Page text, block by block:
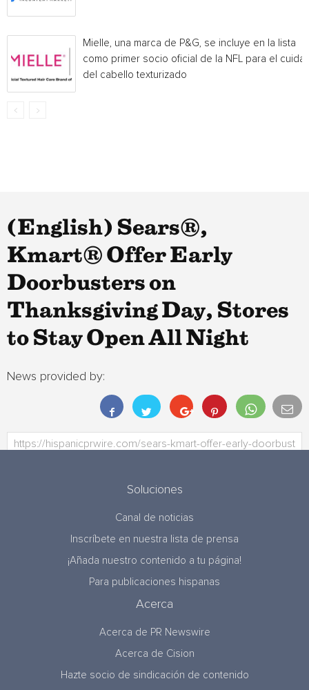
Mielle, una marca de P&G, se incluye en la lista
como primer socio oficial de la NFL para el
del cabello texturizado
(English) Sears®,
Kmart® Offer Early
Doorbusters on
Thanksgiving Day, Stores
to Stay Open All Night
News provided by:
Soluciones
Canal de noticias
Inscríbete en nuestra lista de prensa
¡Añada nuestro contenido a tu página!
Para publicaciones hispanas
Acerca
Acerca de PR Newswire
Acerca de Cision
Hazte socio de sindicación de contenido